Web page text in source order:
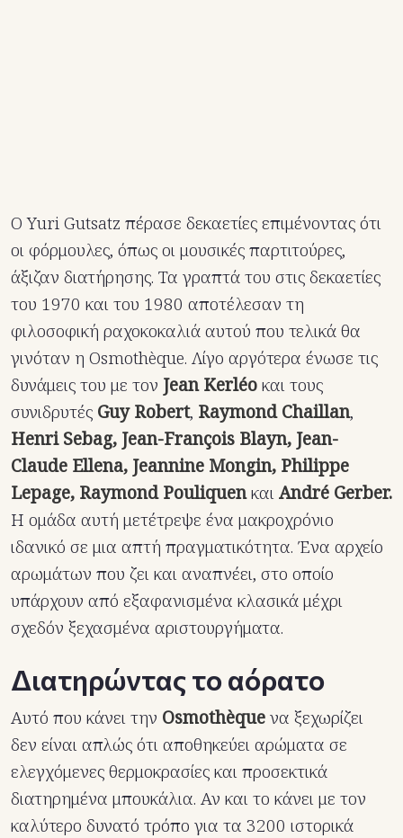
Ο Yuri Gutsatz πέρασε δεκαετίες επιμένοντας ότι
οι φόρμουλες, όπως οι μουσικές παρτιτούρες,
άξιζαν διατήρησης. Τα γραπτά του στις δεκαετίες
του 1970 και του 1980 αποτέλεσαν τη
φιλοσοφική ραχοκοκαλιά αυτού που τελικά θα
γινόταν η Osmothèque. Λίγο αργότερα ένωσε τις
δυνάμεις του με τον Jean Kerléoκαι τους
συνιδρυτές Guy Robert, Raymond Chaillan,
Henri Sebag, Jean-François Blayn, Jean-
Claude Ellena, Jeannine Mongin, Philippe
Lepage, Raymond PouliquenκαιAndré Gerber.
Η ομάδα αυτή μετέτρεψε ένα μακροχρόνιο
ιδανικό σε μια απτή πραγματικότητα. Ένα αρχείο
αρωμάτων που ζει και αναπνέει, στο οποίο
υπάρχουν από εξαφανισμένα κλασικά μέχρι
σχεδόν ξεχασμένα αριστουργήματα.
Διατηρώντας το αόρατο
Αυτό που κάνει την Osmothèqueνα ξεχωρίζει
δεν είναι απλώς ότι αποθηκεύει αρώματα σε
ελεγχόμενες θερμοκρασίες και προσεκτικά
διατηρημένα μπουκάλια. Αν και το κάνει με τον
καλύτερο δυνατό τρόπο για τα 3200 ιστορικά